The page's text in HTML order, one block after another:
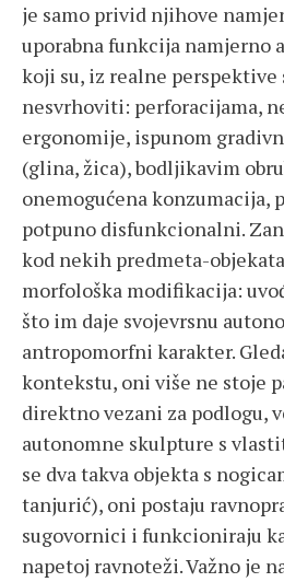
je samo privid njihove
uporabna funkcija namjerno
koji su, iz realne perspektive
nesvrhoviti: perforacijama,
ergonomije, ispunom
(glina, žica), bodljikavim
onemogućena konzumacija,
potpuno disfunkcionalni.
kod nekih predmeta-
morfološka modifikacija:
što im daje svojevrsnu
antropomorfni karakter.
kontekstu, oni više ne stoje
direktno vezani za podlogu,
autonomne skulpture s
se dva takva objekta s
tanjurić), oni postaju
sugovornici i funkcioniraju
napetoj ravnoteži. Važno je